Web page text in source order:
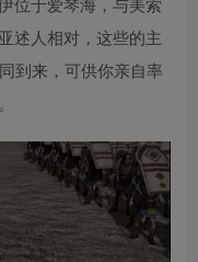
述人相对，这些的主
到来，可供你亲自率